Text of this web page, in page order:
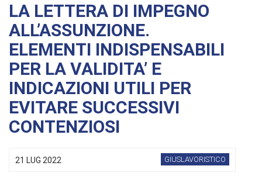
LA LETTERA DI IMPEGNO
ALL’ASSUNZIONE.
ELEMENTI INDISPENSABILI
PER LA VALIDITA’ E
INDICAZIONI UTILI PER
EVITARE SUCCESSIVI
CONTENZIOSI
21 LUG 2022 GIUSLAVORISTICO